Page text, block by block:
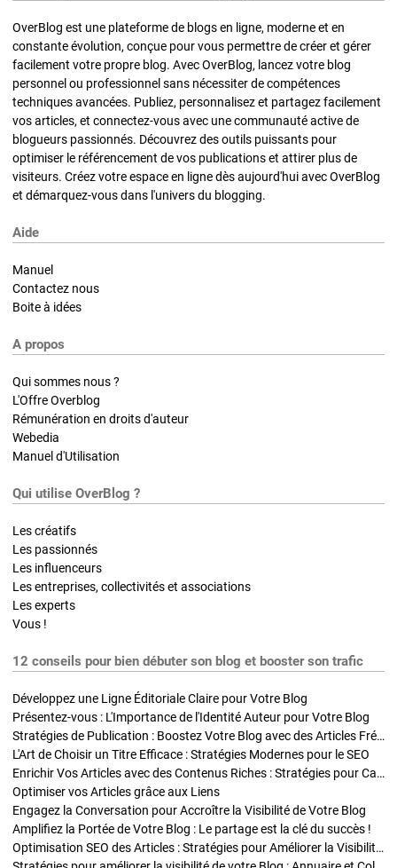
OverBlog est une plateforme de blogs en ligne, moderne et en
constante évolution, conçue pour vous permettre de créer et gérer
facilement votre propre blog. Avec OverBlog, lancez votre blog
personnel ou professionnel sans nécessiter de compétences
techniques avancées. Publiez, personnalisez et partagez facilement
vos articles, et connectez-vous avec une communauté active de
blogueurs passionnés. Découvrez des outils puissants pour
optimiser le référencement de vos publications et attirer plus de
visiteurs. Créez votre espace en ligne dès aujourd'hui avec OverBlog
et démarquez-vous dans l'univers du blogging.
Aide
Manuel
Contactez nous
Boite à idées
A propos
Qui sommes nous ?
L'Offre Overblog
Rémunération en droits d'auteur
Webedia
Manuel d'Utilisation
Qui utilise OverBlog ?
Les créatifs
Les passionnés
Les influenceurs
Les entreprises, collectivités et associations
Les experts
Vous !
12 conseils pour bien débuter son blog et booster son trafic
Développez une Ligne Éditoriale Claire pour Votre Blog
Présentez-vous : L'Importance de l'Identité Auteur pour Votre Blog
Stratégies de Publication : Boostez Votre Blog avec des Articles Fréquents et Exclusifs
L'Art de Choisir un Titre Efficace : Stratégies Modernes pour le SEO
Enrichir Vos Articles avec des Contenus Riches : Stratégies pour Captiver et Optimiser
Optimiser vos Articles grâce aux Liens
Engagez la Conversation pour Accroître la Visibilité de Votre Blog
Amplifiez la Portée de Votre Blog : Le partage est la clé du succès !
Optimisation SEO des Articles : Stratégies pour Améliorer la Visibilité de Votre Blog